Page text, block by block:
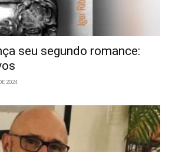
seu segundo romance:
2024